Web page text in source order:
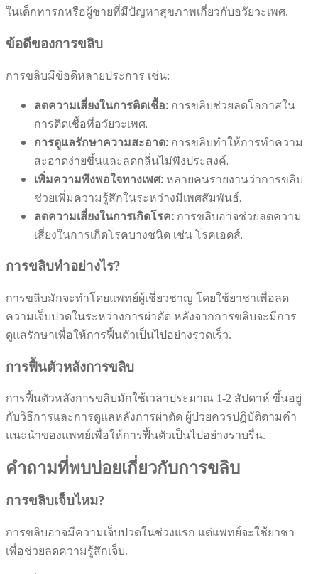
ในเด็กทารกหรือผู้ชายที่มีปัญหาสุขภาพเกี่ยวกับอวัยวะเพศ.
ข้อดีของการขลิบ
การขลิบมีข้อดีหลายประการ เช่น:
ลดความเสี่ยงในการติดเชื้อ: การขลิบช่วยลดโอกาสใน
การติดเชื้อที่อวัยวะเพศ.
การดูแลรักษาความสะอาด: การขลิบทำให้การทำความ
สะอาดง่ายขึ้นและลดกลิ่นไม่พึงประสงค์.
เพิ่มความพึงพอใจทางเพศ: หลายคนรายงานว่าการขลิบ
ช่วยเพิ่มความรู้สึกในระหว่างมีเพศสัมพันธ์.
ลดความเสี่ยงในการเกิดโรค: การขลิบอาจช่วยลดความ
เสี่ยงในการเกิดโรคบางชนิด เช่น โรคเอดส์.
การขลิบทำอย่างไร?
การขลิบมักจะทำโดยแพทย์ผู้เชี่ยวชาญ โดยใช้ยาชาเพื่อลด
ความเจ็บปวดในระหว่างการผ่าตัด หลังจากการขลิบจะมีการ
ดูแลรักษาเพื่อให้การฟื้นตัวเป็นไปอย่างรวดเร็ว.
การฟื้นตัวหลังการขลิบ
การฟื้นตัวหลังการขลิบมักใช้เวลาประมาณ 1-2 สัปดาห์ ขึ้นอยู่
กับวิธีการและการดูแลหลังการผ่าตัด ผู้ป่วยควรปฏิบัติตามคำ
แนะนำของแพทย์เพื่อให้การฟื้นตัวเป็นไปอย่างราบรื่น.
คำถามที่พบบ่อยเกี่ยวกับการขลิบ
การขลิบเจ็บไหม?
การขลิบอาจมีความเจ็บปวดในช่วงแรก แต่แพทย์จะใช้ยาชา
เพื่อช่วยลดความรู้สึกเจ็บ.